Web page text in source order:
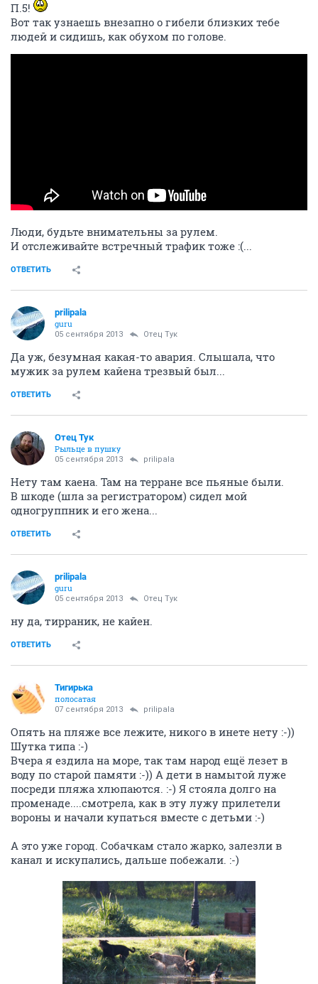
П.5!
Вот так узнаешь внезапно о гибели близких тебе
людей и сидишь, как обухом по голове.
Люди, будьте внимательны за рулем.
И отслеживайте встречный трафик тоже :(...
ОТВЕТИТЬ
prilipala
guru
05 сентября 2013 Отец Тук
Да уж, безумная какая-то авария. Слышала, что
мужик за рулем кайена трезвый был...
ОТВЕТИТЬ
Отец Тук
Рыльце в пушку
05 сентября 2013 prilipala
Нету там каена. Там на терране все пьяные были.
В шкоде (шла за регистратором) сидел мой
одногруппник и его жена...
ОТВЕТИТЬ
prilipala
guru
05 сентября 2013 Отец Тук
ну да, тирраник, не кайен.
ОТВЕТИТЬ
Тигирька
полосатая
07 сентября 2013 prilipala
Опять на пляже все лежите, никого в инете нету :-))
Шутка типа :-)
Вчера я ездила на море, так там народ ещё лезет в
воду по старой памяти :-)) А дети в намытой луже
посреди пляжа хлюпаются. :-) Я стояла долго на
променаде....смотрела, как в эту лужу прилетели
вороны и начали купаться вместе с детьми :-)
А это уже город. Собачкам стало жарко, залезли в
канал и искупались, дальше побежали. :-)